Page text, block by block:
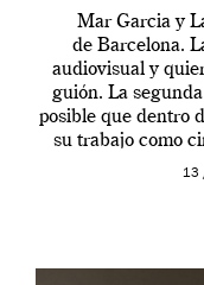
Mar Garcia y
de Barcelona.
audiovisual y
guión. La
posible que dentro
su trabajo como
13